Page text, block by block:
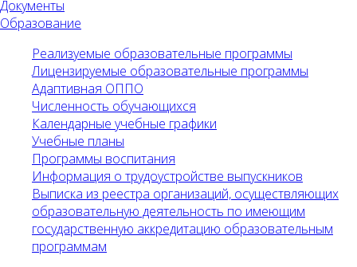
Документы
Образование
Реализуемые образовательные программы
Лицензируемые образовательные программы
Адаптивная ОППО
Численность обучающихся
Календарные учебные графики
Учебные планы
Программы воспитания
Информация о трудоустройстве выпускников
Выписка из реестра организаций, осуществляющих
образовательную деятельность по имеющим
государственную аккредитацию образовательным
программам